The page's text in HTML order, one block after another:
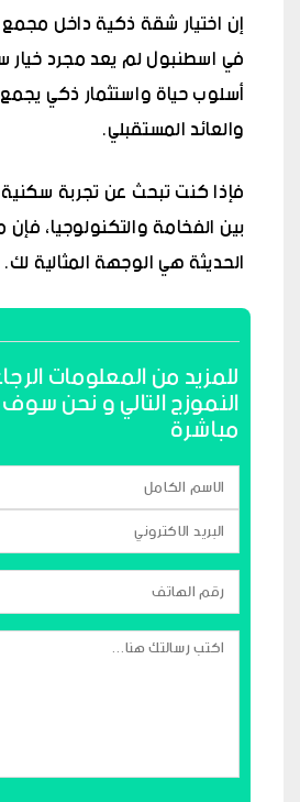
إن اختيار شقة ذكية داخل
في اسطنبول لم يعد مجرد
أسلوب حياة واستثمار ذكي يجمع
والعائد المستقبلي.
فإذا كنت تبحث عن تجربة
بين الفخامة والتكنولوجيا،
الحديثة هي الوجهة المثالية لك.
للمزيد من المعلومات
النموزج التالي و نحن
مباشرة